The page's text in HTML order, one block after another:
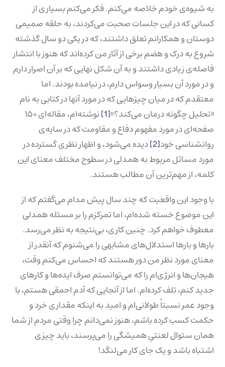
به شیوه‌ی خودم خلاصه می‌کنم. فکر می‌کنم بسیاری از
کسانی که در این جلسات صحبت می‌کردند، به حلقه صمیمی
دوستان و همکارانم تعلق داشتند، که در یکی دو سال گذشته
شروع به درک و هضم برخی از آثار من کرده‌اند که هنوز با انتشار
فاصله‌ی زیادی داشتند و به آن شکل نهایی که بر آن اصرار دارم
و در مورد آن بسیار وسواس دارم، در نیامده‌ بودند. اما
معتقدم که در میان چیزهایی که در مورد آنها در کتابی به نام
«تحلیل چگونه درمان می‌کند؟»[1]
نوشته‌ام، مقاله‌ای ۱۵۰
صفحه‌ای در مورد مفهوم دفاع و مقاومت که در سایه‌ی
روانشناسی خود[2] دیده می‌شود، و اظهار نظری گسترده در
مورد مسائل مربوط به همدلی در سطوح مختلف معنای این
کلمه، از مهم‌ترین آن مطالب هستند.
با وجود این واقعیت که چند سال پیش مدام می‌گفتم که از
این موضوع خسته شده‌ام، اما تمرکزم را بر مسئله همدلی
معطوف خواهم کرد. چنین کاری، بی‌نتیجه به نظر می‌رسد.
بارها و بارها استدلال‌های مشابهی را می‌شنوم که آنقدر از
معنای مورد نظر من دور هستند که احساس می‌کنم وقت،
هیجان‌ها و انرژی‌ام را که می‌توانستم صرف ایده‌ها و کارهای
جدید کنم، تلف کرده‌ام. اما از آنجایی که آدم احمقی هستم، با
وجود عمر نسبتاً طولانی‌ام و امید به اینکه مقداری خرد و
حکمت کسب کرده باشم، هنوز نمی‌دانم چرا وقتی مردم از شما
همان سئوال لعنتیِ همیشگی را می‌پرسند، باید چیزی
اشتباه باشد و یک جای کار می‌لنگد!